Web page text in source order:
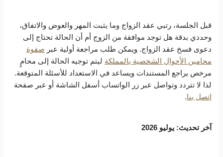
قبل الجلسة، رتبي عقد الزواج وما يثبت المهر والعوض والاتفاق،
وحددي بدقة هل توجد موافقة من الزوج أم أن الحالة تحتاج إلى
دعوى فسخ عقد الزواج. ويمكن طلب مراجعة أولية عبر صفوة
محامين الأحوال الشخصية بالمملكة ليتم توجيه الحالة إلى محامٍ
مرخص يراجع المستندات ويساعد في الاستعداد للأسئلة المتوقعة.
لذا لا تتردد وتواصل عبر زر الواتساب أسفل الشاشة أو عبر صفحة
اتصل بنا.
آخر تحديث: يوليو 2026